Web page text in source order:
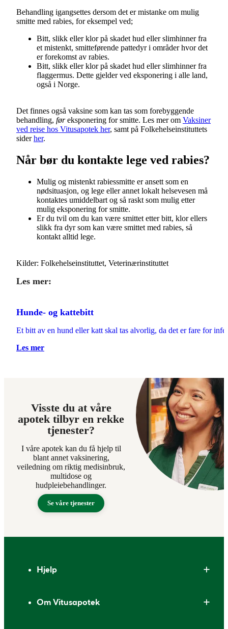
Behandling igangsettes dersom det er mistanke om mulig
smitte med rabies, for eksempel ved;
Bitt, slikk eller klor på skadet hud eller slimhinner fra
et mistenkt, smitteførende pattedyr i områder hvor det
er forekomst av rabies.
Bitt, slikk eller klor på skadet hud eller slimhinner fra
flaggermus. Dette gjelder ved eksponering i alle land,
også i Norge.
Det finnes også vaksine som kan tas som forebyggende
behandling, føreksponering for smitte. Les mer om Vaksiner
ved reise hos Vitusapotek her, samt på Folkehelseinstituttets
siderher.
Når bør du kontakte lege ved rabies?
Mulig og mistenkt rabiessmitte er ansett som en
nødsituasjon, og lege eller annet lokalt helsevesen må
kontaktes umiddelbart og så raskt som mulig etter
mulig eksponering for smitte.
Er du tvil om du kan være smittet etter bitt, klor ellers
slikk fra dyr som kan være smittet med rabies, så
kontakt alltid lege.
Kilder: Folkehelseinstituttet, Veterinærinstituttet
Les mer:
Hunde- og kattebitt
Et bitt av en hund eller katt skal tas alvorlig, da det er fare for
Les mer
Visste du at våre
apotek tilbyr en rekke
tjenester?
I våre apotek kan du få hjelp til
blant annet vaksinering,
veiledning om riktig medisinbruk,
multidose og
hudpleiebehandlinger.
Se våre tjenester
Hjelp
Om Vitusapotek